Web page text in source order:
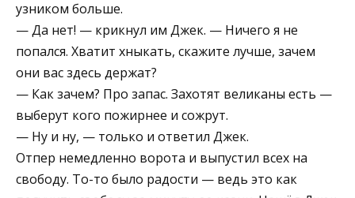
узником больше.
— Да нет! — крикнул им Джек. — Ничего я не
попался. Хватит хныкать, скажите лучше, зачем
они вас здесь держат?
— Как зачем? Про запас. Захотят великаны есть —
выберут кого пожирнее и сожрут.
— Ну и ну, — только и ответил Джек.
Отпер немедленно ворота и выпустил всех на
свободу. То-то было радости — ведь это как